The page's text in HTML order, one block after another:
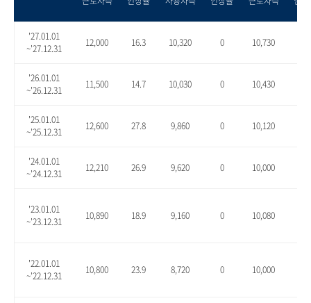
'27.01.01
~'27.12.31
12,000 16.3 10,320 0 10,730
'26.01.01
~'26.12.31
11,500 14.7 10,030 0 10,430
'25.01.01
~'25.12.31
12,600 27.8 9,860 0 10,120
'24.01.01
~'24.12.31
12,210 26.9 9,620 0 10,000
'23.01.01
~'23.12.31
10,890 18.9 9,160 0 10,080
'22.01.01
~'22.12.31
10,800 23.9 8,720 0 10,000